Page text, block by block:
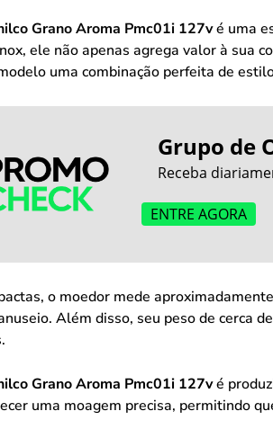
Grano Aroma Pmc01i 127vé uma
ele não apenas agrega valor à sua
uma combinação perfeita de
Grupo de
Receba
ENTRE AGORA
o moedor mede aproximadamente
Além disso, seu peso de cerca de
Grano Aroma Pmc01i 127vé
uma moagem precisa, permitindo